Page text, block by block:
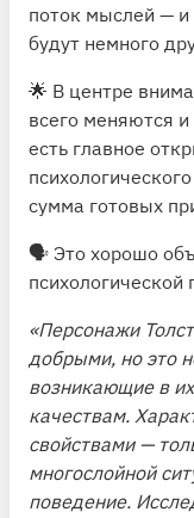
поток мыслей — и
будут немного
🌟 В центре
всего меняются и
есть главное
сумма готовых
🗣 Это хорошо
психологической
«Персонажи
добрыми, но это
возникающие в
качествам.
свойствами —
многослойной
поведение.